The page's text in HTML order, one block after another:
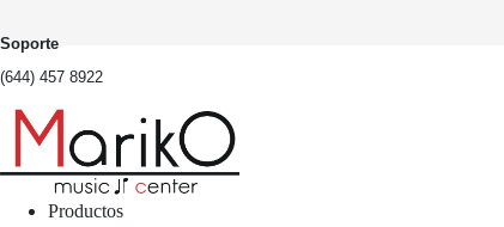
Soporte
(644) 457 8922
Productos